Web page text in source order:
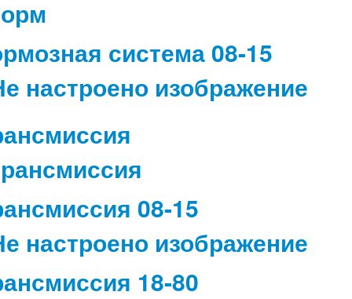
система 08-15
08-15
18-80